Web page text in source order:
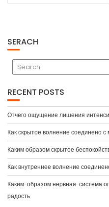
SERACH
RECENT POSTS
Отчего ощущение лишения
Как скрытое волнение соединено с
Каким образом скрытое
Как внутреннее волнение
Каким-образом нервная-система
радость